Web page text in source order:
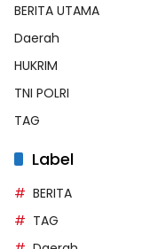
BERITA UTAMA
Daerah
HUKRIM
TNI POLRI
TAG
Label
BERITA
TAG